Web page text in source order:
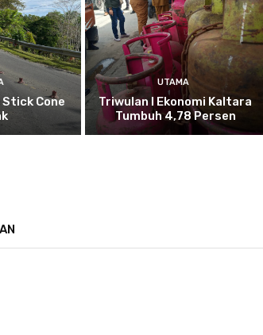
Cone
UTAMA
Triwulan I Ekonomi Kaltara
Tumbuh 4,78 Persen